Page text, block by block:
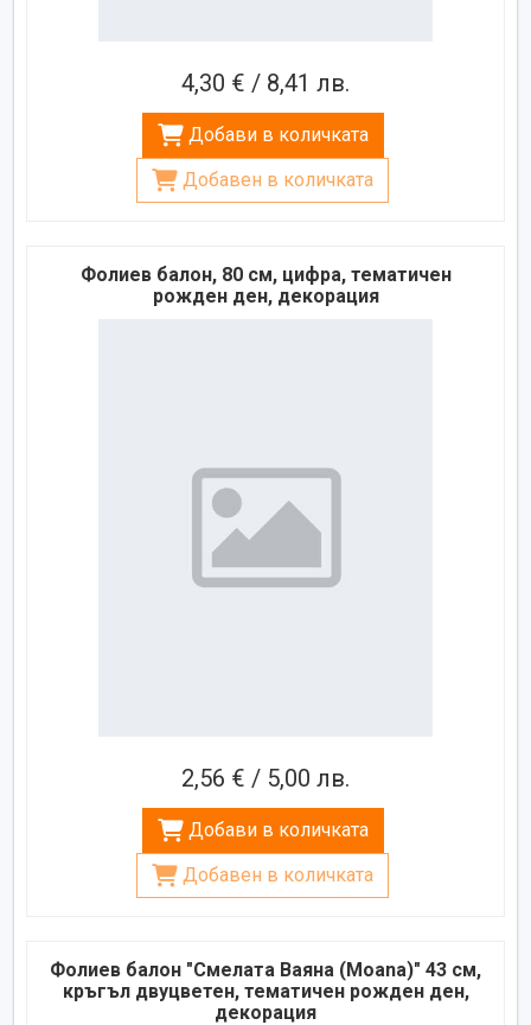
4,30 € / 8,41 лв.
Добави в количката
Добавен в количката
Фолиев балон, 80 см, цифра, тематичен
рожден ден, декорация
2,56 € / 5,00 лв.
Добави в количката
Добавен в количката
Фолиев балон "Смелата Ваяна (Moana)" 43 см,
кръгъл двуцветен, тематичен рожден ден,
декорация